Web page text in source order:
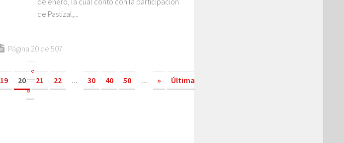
de Pastizal,...
Página 20 de 507
«
19 20 21 22 ... 30 40 50 ... »
Última
»